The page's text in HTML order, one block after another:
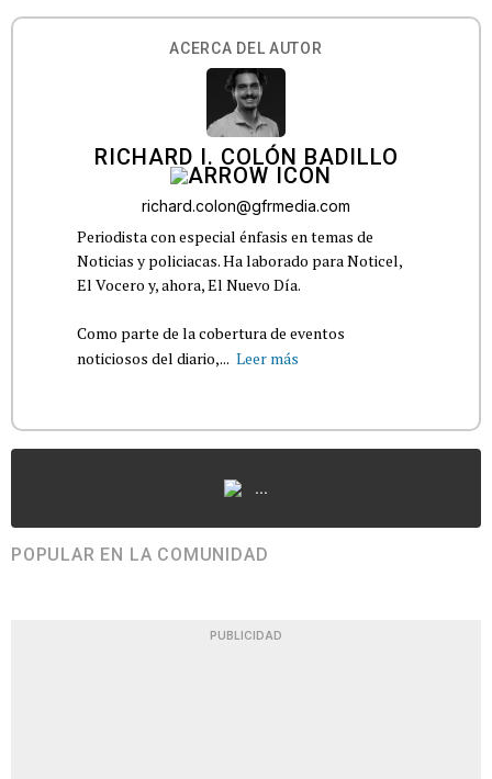
ACERCA DEL AUTOR
RICHARD I. COLÓN BADILLO
richard.colon@gfrmedia.com
Periodista con especial énfasis en temas de
Noticias y policiacas. Ha laborado para Noticel,
El Vocero y, ahora, El Nuevo Día.
Como parte de la cobertura de eventos
noticiosos del diario,... Leer más
...
POPULAR EN LA COMUNIDAD
PUBLICIDAD